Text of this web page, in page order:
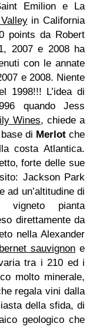
Emilion e La
in California
points da Robert
2007 e 2008 ha
con le annate
e 2008. Niente
1998!!! L’idea di
quando Jess
Wines, chiede a
di Merlotche
costa Atlantica.
forte delle sue
Jackson Park
ad un’altitudine di
pianta
direttamente da
nella Alexander
sauvignon e
tra i 210 ed i
molto minerale,
regala vini dalla
della sfida, di
geologico che